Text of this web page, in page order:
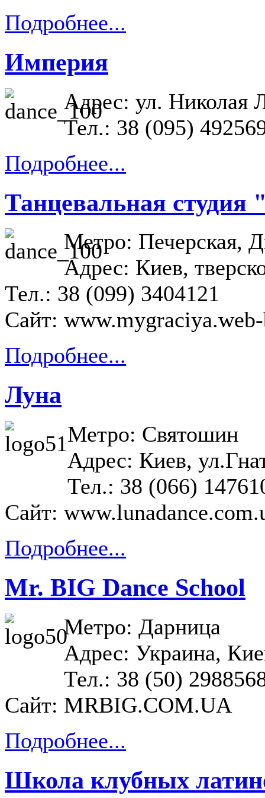
Подробнее...
Империя
Адрес: ул. Николая
Тел.: 38 (095)
Подробнее...
Танцевальная студия
Метро: Печерская,
Адрес: Киев,
Тел.: 38 (099) 3404121
Сайт:
Подробнее...
Луна
Метро: Святошин
Адрес: Киев,
Тел.: 38 (066)
Сайт:
Подробнее...
Mr. BIG Dance School
Метро: Дарница
Адрес: Украина,
Тел.: 38 (50)
Сайт: MRBIG.COM.UA
Подробнее...
Школа клубных